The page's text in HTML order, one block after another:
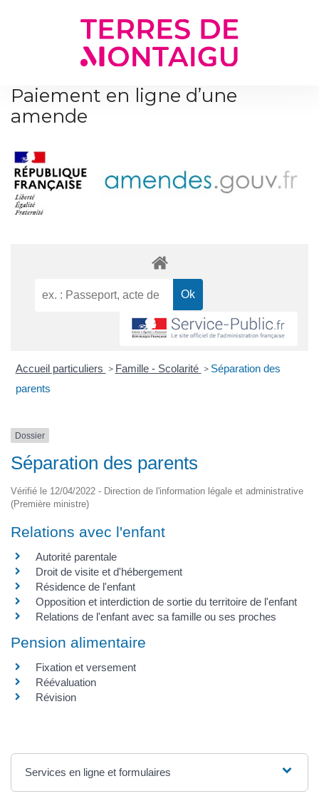
Paiement en ligne d’une
amende
Accueil particuliers > Famille - Scolarité > Séparation des
parents
Dossier
Séparation des parents
Vérifié le 12/04/2022 - Direction de l'information légale et administrative
(Première ministre)
Relations avec l'enfant
Autorité parentale
Droit de visite et d'hébergement
Résidence de l'enfant
Opposition et interdiction de sortie du territoire de l'enfant
Relations de l'enfant avec sa famille ou ses proches
Pension alimentaire
Fixation et versement
Réévaluation
Révision
Services en ligne et formulaires